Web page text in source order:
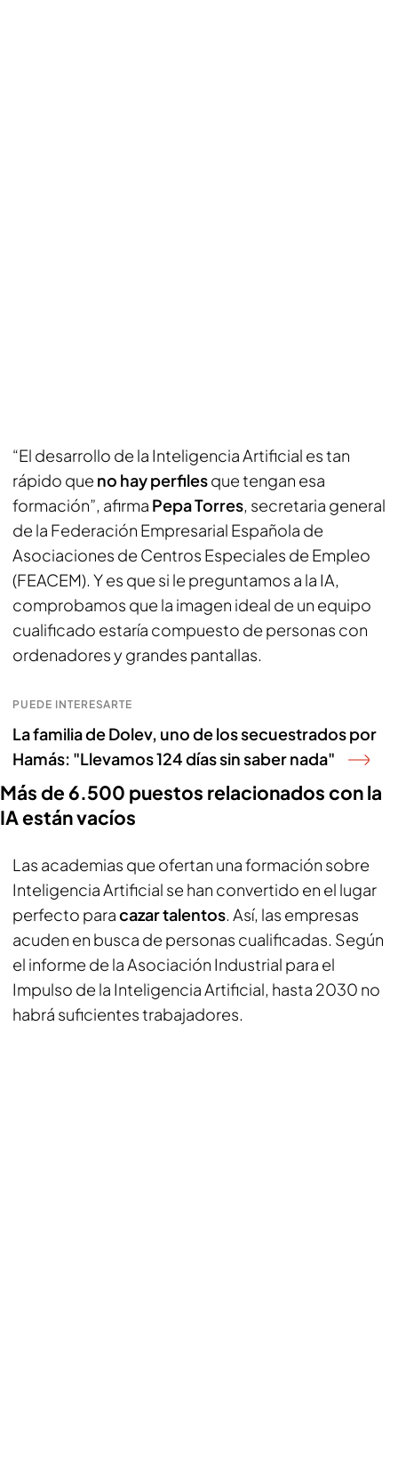
“El desarrollo de la Inteligencia Artificial es tan
rápido que no hay perfilesque tengan esa
formación”, afirma Pepa Torres, secretaria general
de la Federación Empresarial Española de
Asociaciones de Centros Especiales de Empleo
(FEACEM). Y es que si le preguntamos a la IA,
comprobamos que la imagen ideal de un equipo
cualificado estaría compuesto de personas con
ordenadores y grandes pantallas.
PUEDE INTERESARTE
La familia de Dolev, uno de los secuestrados por
Hamás: "Llevamos 124 días sin saber nada"
Más de 6.500 puestos relacionados con la
IA están vacíos
Las academias que ofertan una formación sobre
Inteligencia Artificial se han convertido en el lugar
perfecto paracazar talentos. Así, las empresas
acuden en busca de personas cualificadas. Según
el informe de la Asociación Industrial para el
Impulso de la Inteligencia Artificial, hasta 2030 no
habrá suficientes trabajadores.